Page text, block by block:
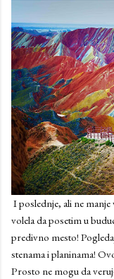
I poslednje, ali ne
volela da posetim u
predivno mesto!
stenama i planinama!
Prosto ne mogu da